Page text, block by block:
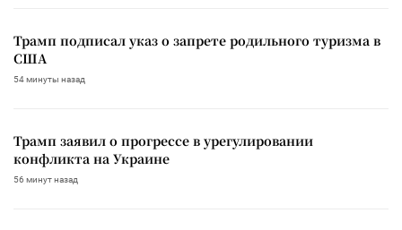
Трамп подписал указ о запрете родильного туризма в
США
54 минуты назад
Трамп заявил о прогрессе в урегулировании
конфликта на Украине
56 минут назад